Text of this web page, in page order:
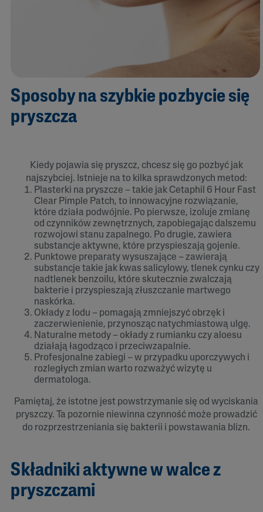
Sposoby na szybkie pozbycie się
pryszcza
Kiedy pojawia się pryszcz, chcesz się go pozbyć jak
najszybciej. Istnieje na to kilka sprawdzonych metod:
Plasterki na pryszcze – takie jak Cetaphil 6 Hour Fast
Clear Pimple Patch, to innowacyjne rozwiązanie,
które działa podwójnie. Po pierwsze, izoluje zmianę
od czynników zewnętrznych, zapobiegając dalszemu
rozwojowi stanu zapalnego. Po drugie, zawiera
substancje aktywne, które przyspieszają gojenie.
Punktowe preparaty wysuszające – zawierają
substancje takie jak kwas salicylowy, tlenek cynku czy
nadtlenek benzoilu, które skutecznie zwalczają
bakterie i przyspieszają złuszczanie martwego
naskórka.
Okłady z lodu – pomagają zmniejszyć obrzęk i
zaczerwienienie, przynosząc natychmiastową ulgę.
Naturalne metody – okłady z rumianku czy aloesu
działają łagodząco i przeciwzapalnie.
Profesjonalne zabiegi – w przypadku uporczywych i
rozległych zmian warto rozważyć wizytę u
dermatologa.
Pamiętaj, że istotne jest powstrzymanie się od wyciskania
pryszczy. Ta pozornie niewinna czynność może prowadzić
do rozprzestrzeniania się bakterii i powstawania blizn.
Składniki aktywne w walce z
pryszczami